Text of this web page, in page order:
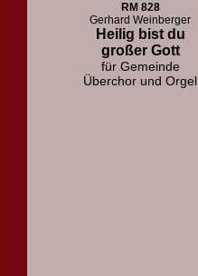
RM 828
Gerhard Weinberger
Heilig bist du
großer Gott
für Gemeinde
Überchor und Orgel